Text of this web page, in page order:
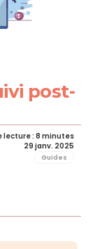
post-
lecture : 8 minutes
29 janv. 2025
Guides